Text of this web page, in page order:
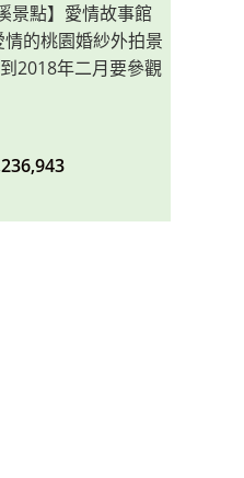
景點】愛情故事館
的桃園婚紗外拍景
2018年二月要參觀